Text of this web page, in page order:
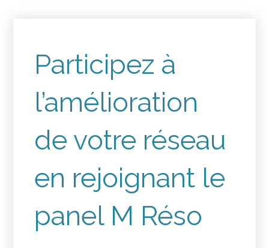
Participez à
l’amélioration
de votre réseau
en rejoignant le
panel M Réso